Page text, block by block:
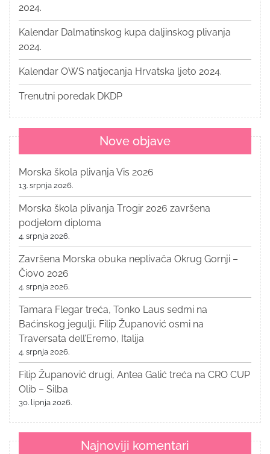
2024.
Kalendar Dalmatinskog kupa daljinskog plivanja
2024.
Kalendar OWS natjecanja Hrvatska ljeto 2024.
Trenutni poredak DKDP
Nove objave
Morska škola plivanja Vis 2026
13. srpnja 2026.
Morska škola plivanja Trogir 2026 završena
podjelom diploma
4. srpnja 2026.
Završena Morska obuka neplivača Okrug Gornji –
Čiovo 2026
4. srpnja 2026.
Tamara Flegar treća, Tonko Laus sedmi na
Baćinskog jegulji, Filip Županović osmi na
Traversata dell’Eremo, Italija
4. srpnja 2026.
Filip Županović drugi, Antea Galić treća na CRO CUP
Olib – Silba
30. lipnja 2026.
Najnoviji komentari